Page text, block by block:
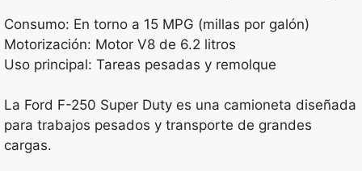
Consumo: En torno a 15 MPG (millas por galón)
Motorización: Motor V8 de 6.2 litros
Uso principal: Tareas pesadas y remolque
La Ford F-250 Super Duty es una camioneta diseñada
para trabajos pesados y transporte de grandes
cargas.